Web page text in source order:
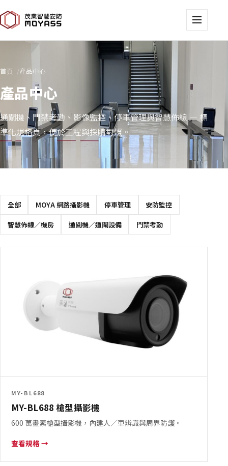
首頁 產品中心
產品中心
通關機、門禁考勤、影像監控、停車管理與智慧佈線 — 標
準化規格頁，便於工程與採購對照。
全部 MOYA 網路攝影機 停車管理 安防監控
智慧佈線／機房 通關機／道閘設備 門禁考勤
MY-BL688
MY-BL688 槍型攝影機
600 萬畫素槍型攝影機，內建人／車辨識與周界防護。
查看規格 →